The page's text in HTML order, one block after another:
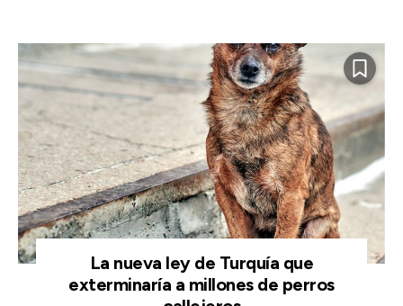
La nueva ley de Turquía que
exterminaría a millones de perros